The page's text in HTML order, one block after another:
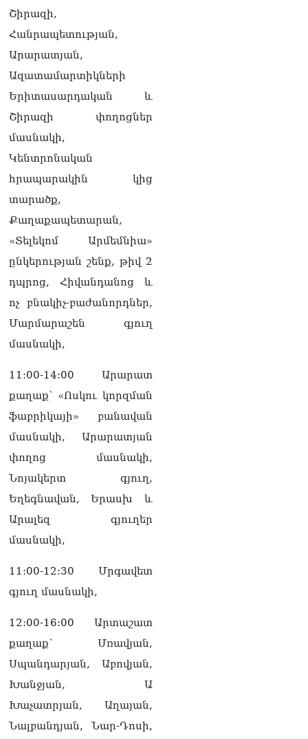
Շիրազի,
Հանրապետության,
Արարատյան,
Ազատամարտիկների
Երիտասարդական և
Շիրազի փողոցներ
մասնակի,
Կենտրոնական
հրապարակին կից
տարածք,
Քաղաքապետարան,
«Տելեկոմ Արմեմնիա»
ընկերության շենք, թիվ 2
դպրոց, Հիվանդանոց և
ոչ բնակիչ-բաժանորդներ,
Մարմարաշեն գյուղ
մասնակի,
11:00-14:00 Արարատ
քաղաք՝ «Ոսկու կորզման
ֆաբրիկայի» բանավան
մասնակի, Արարատյան
փողոց մասնակի,
Նոյակերտ գյուղ,
Եղեգնավան, Երասխ և
Արալեզ գյուղեր
մասնակի,
11:00-12:30 Մրգավետ
գյուղ մասնակի,
12:00-16:00 Արտաշատ
քաղաք՝ Մռավյան,
Սպանդարյան, Աբովյան,
Խանջյան, Ա
Խաչատրյան, Աղայան,
Նալբանդյան, Նար-Դոսի,